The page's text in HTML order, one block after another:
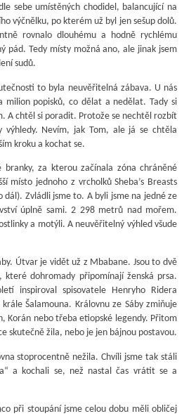
sebe umístěných chodidel, balancující na
výčnělku, po kterém už byl jen sešup dolů.
rovnalo dlouhému a hodně rychlému
pád. Tedy místy možná ano, ale jinak jsem
sudů.
to byla neuvěřitelná zábava. U nás
milion popisků, co dělat a nedělat. Tady si
A chtěl si poradit. Protože se nechtěl rozbít
Nevím, jak Tom, ale já se chtěla
kroku a kochat se.
branky, za kterou začínala zóna chráněné
místo jednoho z vrcholků Sheba’s Breasts
dál). Zvládli jsme to. A byli jsme na jedné ze
úplně sami. 2 298 metrů nad mořem.
a motýli. A neuvěřitelný výhled všude
Útvar je vidět už z Mbabane. Jsou to dvě
které dohromady připomínají ženská prsa.
inspiroval spisovatele Henryho Ridera
Šalamouna. Královnu ze Sáby zmiňuje
Korán nebo třeba etiopské legendy. Přitom
skutečně žila, nebo je jen bájnou postavou.
stoprocentně nežila. Chvíli jsme tak stáli
a kochali se, než nastal čas vrátit se a
při stoupání jsme celou dobu měli obličej